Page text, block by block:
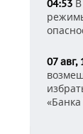
04:53
07 авг,